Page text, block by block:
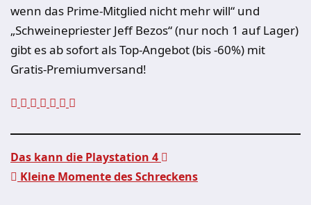
wenn das Prime-Mitglied nicht mehr will“ und
„Schweinepriester Jeff Bezos“ (nur noch 1 auf Lager)
gibt es ab sofort als Top-Angebot (bis -60%) mit
Gratis-Premiumversand!
Das kann die Playstation 4
Kleine Momente des Schreckens